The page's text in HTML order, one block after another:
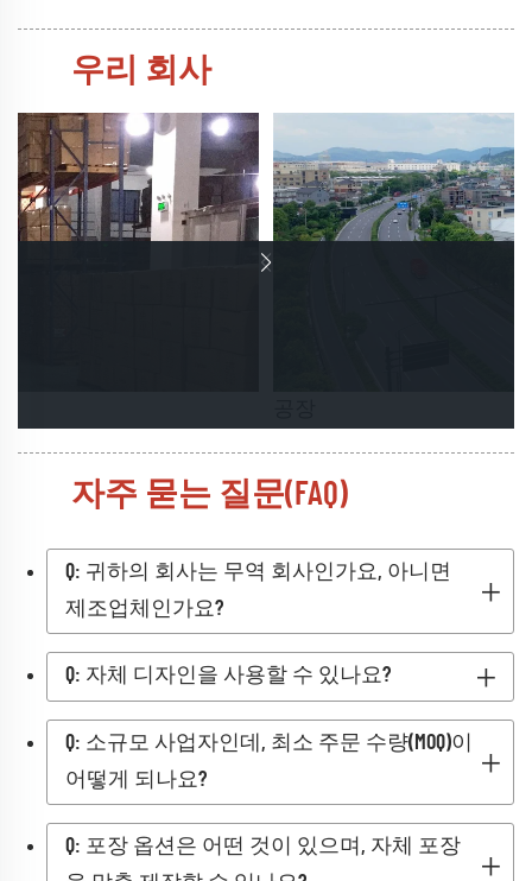
우리 회사
자주 묻는 질문(FAQ)
Q: 귀하의 회사는 무역 회사인가요, 아니면
제조업체인가요?
Q: 자체 디자인을 사용할 수 있나요?
Q: 소규모 사업자인데, 최소 주문 수량(MOQ)이
어떻게 되나요?
Q: 포장 옵션은 어떤 것이 있으며, 자체 포장